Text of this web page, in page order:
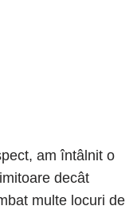
am întâlnit o
decât
multe locuri de